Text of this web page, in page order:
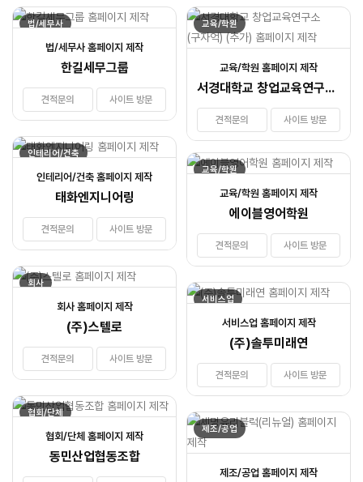
법/세무사
법/세무사 홈페이지 제작
한길세무그룹
견적문의 사이트 방문
교육/학원
교육/학원 홈페이지 제작
서경대학교 창업교육연구소(구자억) (추가)
견적문의 사이트 방문
인테리어/건축
인테리어/건축 홈페이지 제작
태화엔지니어링
견적문의 사이트 방문
교육/학원
교육/학원 홈페이지 제작
에이블영어학원
견적문의 사이트 방문
회사
회사 홈페이지 제작
(주)스텔로
견적문의 사이트 방문
서비스업
서비스업 홈페이지 제작
(주)솔투미래연
견적문의 사이트 방문
협회/단체
협회/단체 홈페이지 제작
동민산업협동조합
제조/공업
제조/공업 홈페이지 제작